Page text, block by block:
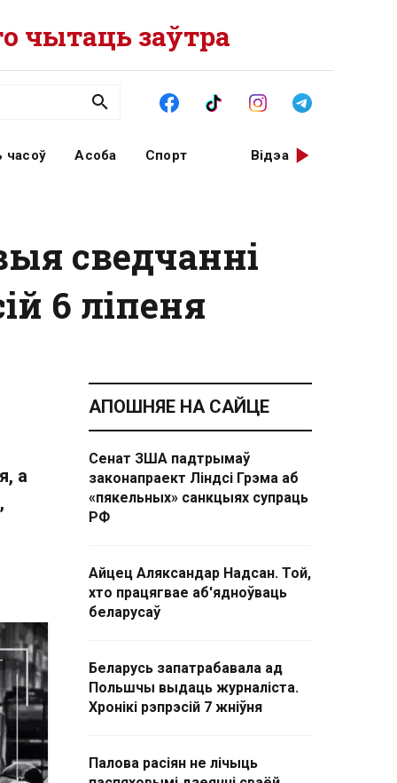
чытаць заўтра
часоў Асоба Спорт Відэа
сведчанні
6 ліпеня
а
АПОШНЯЕ НА САЙЦЕ
Сенат ЗША падтрымаў
законапраект Ліндсі Грэма аб
«пякельных» санкцыях супраць
РФ
Айцец Аляксандар Надсан. Той,
хто працягвае аб'ядноўваць
беларусаў
Беларусь запатрабавала ад
Польшчы выдаць журналіста.
Хронікі рэпрэсій 7 жніўня
Палова расіян не лічыць